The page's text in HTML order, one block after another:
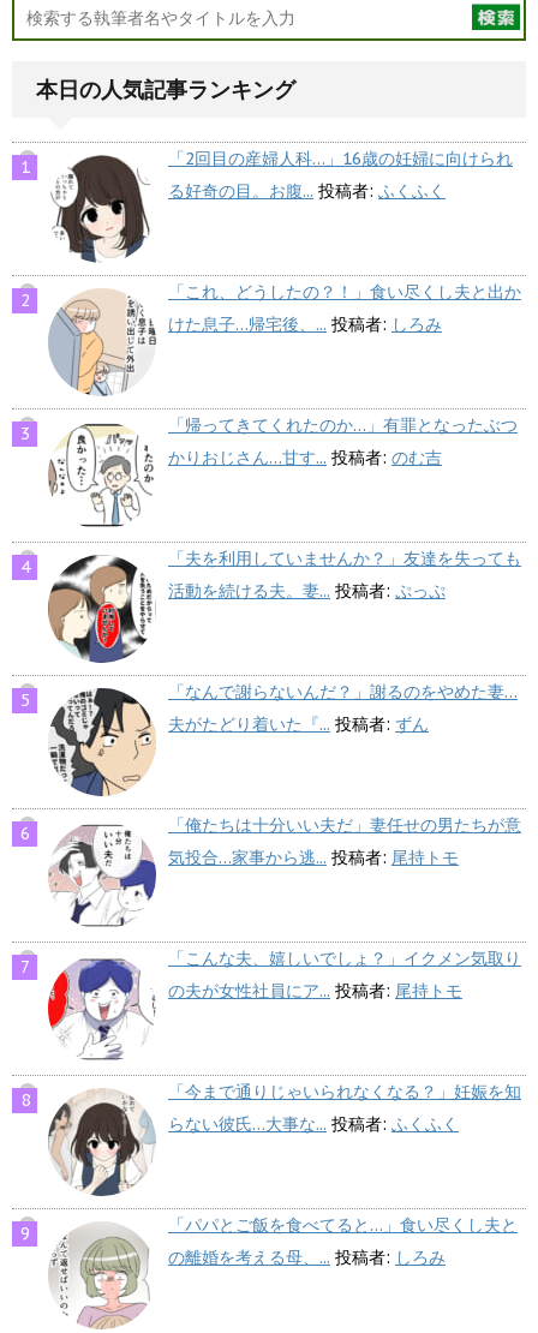
本日の人気記事ランキング
「2回目の産婦人科…」16歳の妊婦に向けられ
る好奇の目。お腹... 投稿者: ふくふく
「これ、どうしたの？！」食い尽くし夫と出か
けた息子…帰宅後、... 投稿者: しろみ
「帰ってきてくれたのか…」有罪となったぶつ
かりおじさん…甘す... 投稿者: のむ吉
「夫を利用していませんか？」友達を失っても
活動を続ける夫。妻... 投稿者: ぷっぷ
「なんで謝らないんだ？」謝るのをやめた妻…
夫がたどり着いた『... 投稿者: ずん
「俺たちは十分いい夫だ」妻任せの男たちが意
気投合…家事から逃... 投稿者: 尾持トモ
「こんな夫、嬉しいでしょ？」イクメン気取り
の夫が女性社員にア... 投稿者: 尾持トモ
「今まで通りじゃいられなくなる？」妊娠を知
らない彼氏…大事な... 投稿者: ふくふく
「パパとご飯を食べてると…」食い尽くし夫と
の離婚を考える母、... 投稿者: しろみ